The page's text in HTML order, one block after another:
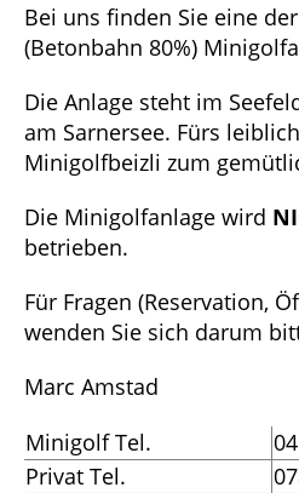
Bei uns finden Sie eine
(Betonbahn 80%)
Die Anlage steht im
am Sarnersee. Fürs
Minigolfbeizli zum
Die Minigolfanlage wird
betrieben.
Für Fragen (Reservation,
wenden Sie sich darum
Marc Amstad
Minigolf Tel.
Privat Tel.